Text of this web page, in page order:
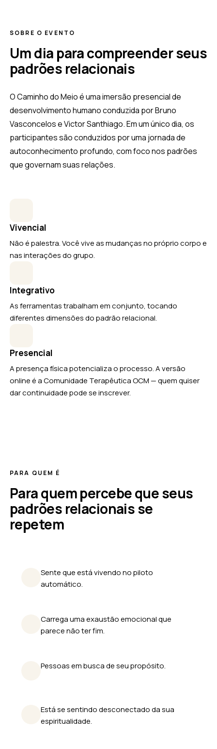
SOBRE O EVENTO
Um dia para compreender seus
padrões relacionais
O Caminho do Meio é uma imersão presencial de
desenvolvimento humano conduzida por Bruno
Vasconcelos e Victor Santhiago. Em um único dia, os
participantes são conduzidos por uma jornada de
autoconhecimento profundo, com foco nos padrões
que governam suas relações.
Vivencial
Não é palestra. Você vive as mudanças no próprio corpo e
nas interações do grupo.
Integrativo
As ferramentas trabalham em conjunto, tocando
diferentes dimensões do padrão relacional.
Presencial
A presença física potencializa o processo. A versão
online é a Comunidade Terapêutica OCM — quem quiser
dar continuidade pode se inscrever.
PARA QUEM É
Para quem percebe que seus
padrões relacionais se
repetem
Sente que está vivendo no piloto
automático.
Carrega uma exaustão emocional que
parece não ter fim.
Pessoas em busca de seu propósito.
Está se sentindo desconectado da sua
espiritualidade.